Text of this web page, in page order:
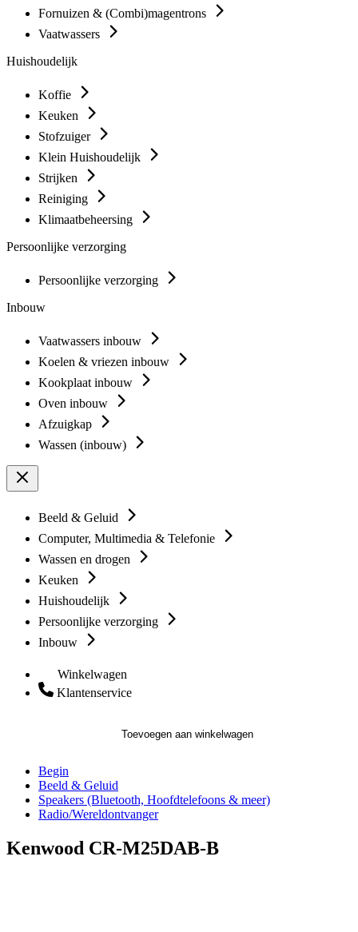
Fornuizen & (Combi)magentrons
Vaatwassers
Huishoudelijk
Koffie
Keuken
Stofzuiger
Klein Huishoudelijk
Strijken
Reiniging
Klimaatbeheersing
Persoonlijke verzorging
Persoonlijke verzorging
Inbouw
Vaatwassers inbouw
Koelen & vriezen inbouw
Kookplaat inbouw
Oven inbouw
Afzuigkap
Wassen (inbouw)
Beeld & Geluid
Computer, Multimedia & Telefonie
Wassen en drogen
Keuken
Huishoudelijk
Persoonlijke verzorging
Inbouw
Winkelwagen
Klantenservice
Toevoegen aan winkelwagen
Begin
Beeld & Geluid
Speakers (Bluetooth, Hoofdtelefoons & meer)
Radio/Wereldontvanger
Kenwood CR-M25DAB-B